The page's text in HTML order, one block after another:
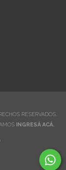
RESERVADOS.
INGRESÁ ACÁ.